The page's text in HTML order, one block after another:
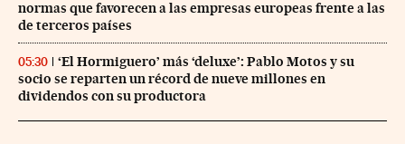
normas que favorecen a las empresas europeas frente a las
de terceros países
05:30
‘El Hormiguero’ más ‘deluxe’: Pablo Motos y su
socio se reparten un récord de nueve millones en
dividendos con su productora